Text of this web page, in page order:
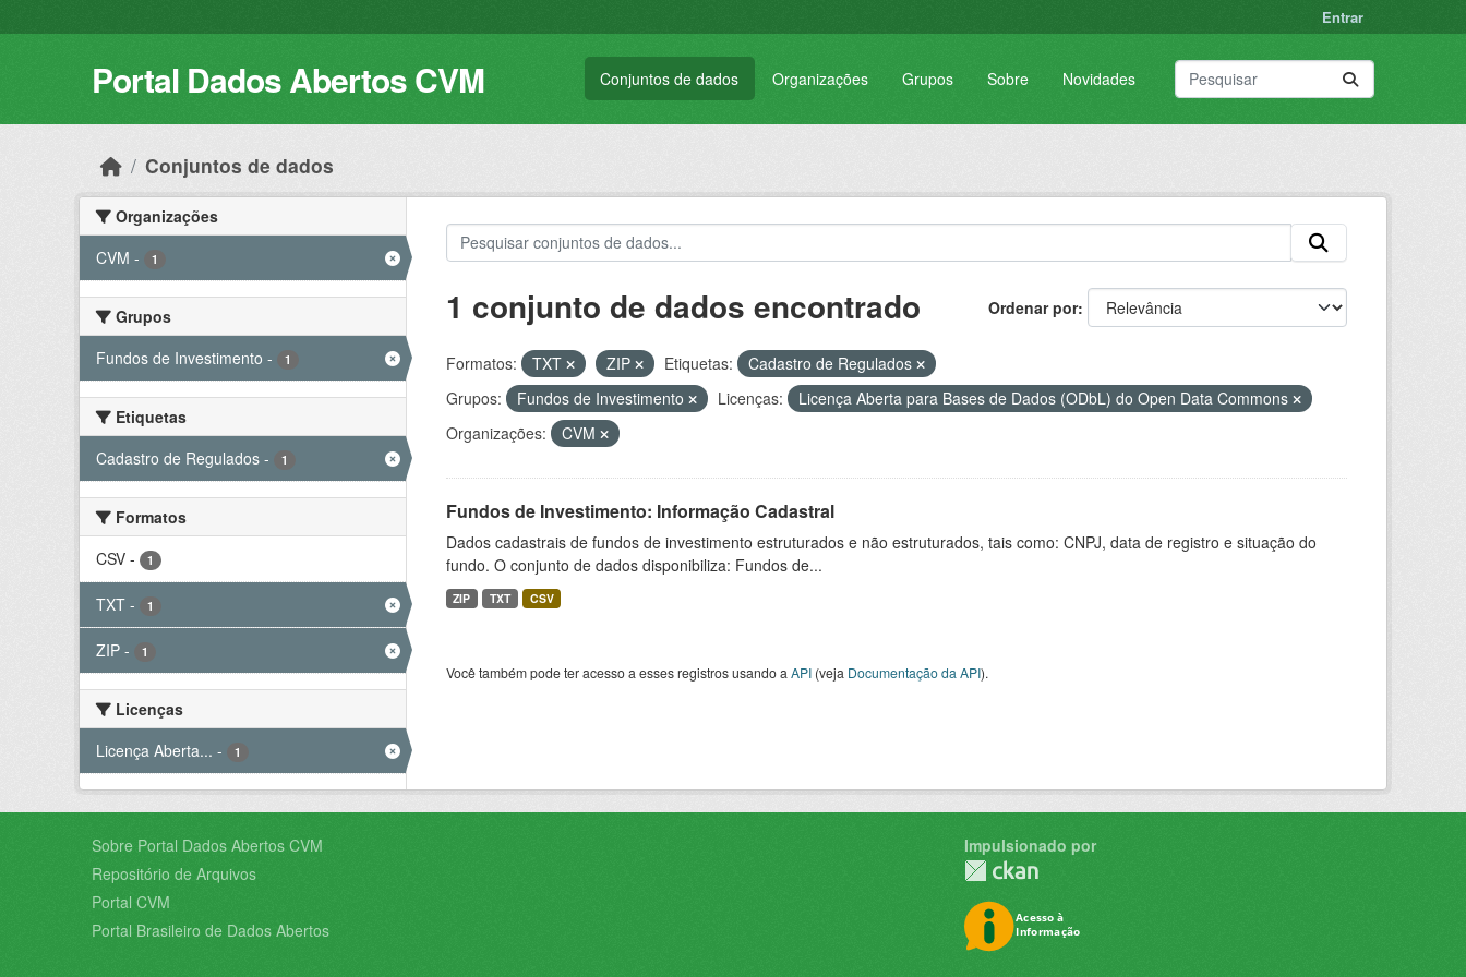
Entrar
Portal Dados Abertos CVM Conjuntos de dados Organizações Grupos Sobre Novidades
Conjuntos de dados
Organizações
CVM - 1
Grupos
Fundos de Investimento - 1
Etiquetas
Cadastro de Regulados - 1
Formatos
CSV - 1
TXT - 1
ZIP - 1
Licenças
Licença Aberta... - 1
Ordenar por
1 conjunto de dados encontrado
Formatos: TXT ZIP Etiquetas:
Cadastro de Regulados
Grupos:
Fundos de Investimento Licenças:
Licença Aberta para Bases de Dados (ODbL) do Open Data Commons
Organizações:
CVM
Fundos de Investimento: Informação Cadastral
Dados cadastrais de fundos de investimento estruturados e não estruturados, tais como: CNPJ, data de registro e situação do
fundo. O conjunto de dados disponibiliza: Fundos de...
ZIP TXT CSV
Você também pode ter acesso a esses registros usando a API(veja Documentação da API).
Sobre Portal Dados Abertos CVM
Repositório de Arquivos
Portal CVM
Portal Brasileiro de Dados Abertos
Impulsionado por